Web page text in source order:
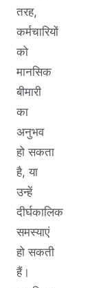
तरह,
कर्मचारियों
को
मानसिक
बीमारी
का
अनुभव
हो सकता
है, या
उन्हें
दीर्घकालिक
समस्याएं
हो सकती
हैं।